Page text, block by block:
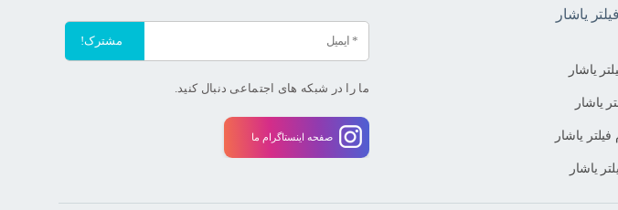
یاشار
یاشار
یاشار
فیلتر یاشار
یاشار
ما را در شبکه های اجتماعی دنبال کنید.
صفحه اینستاگرام ما